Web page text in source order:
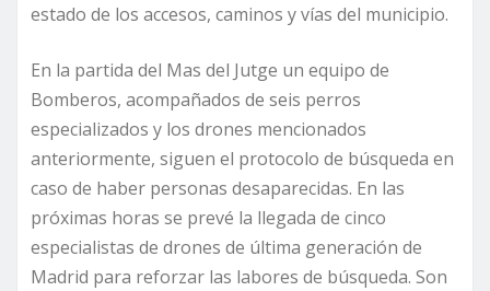
estado de los accesos, caminos y vías del municipio.
En la partida del Mas del Jutge un equipo de
Bomberos, acompañados de seis perros
especializados y los drones mencionados
anteriormente, siguen el protocolo de búsqueda en
caso de haber personas desaparecidas. En las
próximas horas se prevé la llegada de cinco
especialistas de drones de última generación de
Madrid para reforzar las labores de búsqueda. Son